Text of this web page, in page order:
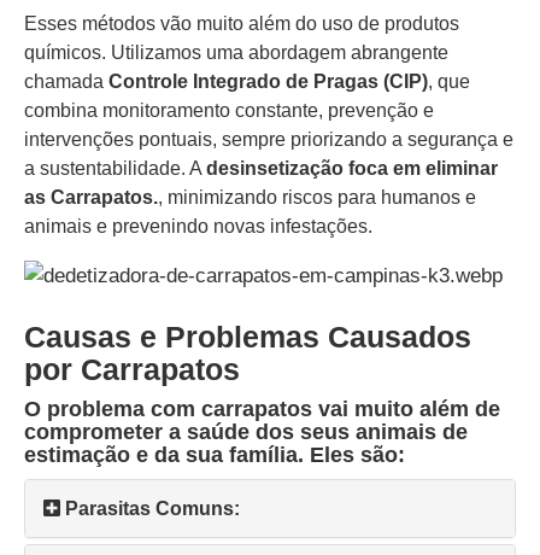
Esses métodos vão muito além do uso de produtos
químicos. Utilizamos uma abordagem abrangente
chamada Controle Integrado de Pragas (CIP), que
combina monitoramento constante, prevenção e
intervenções pontuais, sempre priorizando a segurança e
a sustentabilidade. Adesinsetização foca em eliminar
as Carrapatos., minimizando riscos para humanos e
animais e prevenindo novas infestações.
Causas e Problemas Causados
por Carrapatos
O problema com carrapatos vai muito além de
comprometer a saúde dos seus animais de
estimação e da sua família. Eles são:
Parasitas Comuns: